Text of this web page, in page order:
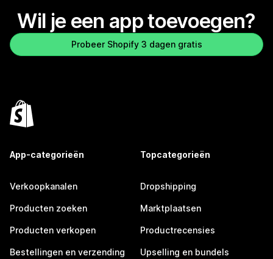
Wil je een app toevoegen?
Probeer Shopify 3 dagen gratis
App-categorieën
Verkoopkanalen
Producten zoeken
Producten verkopen
Bestellingen en verzending
Topcategorieën
Dropshipping
Marktplaatsen
Productrecensies
Upselling en bundels